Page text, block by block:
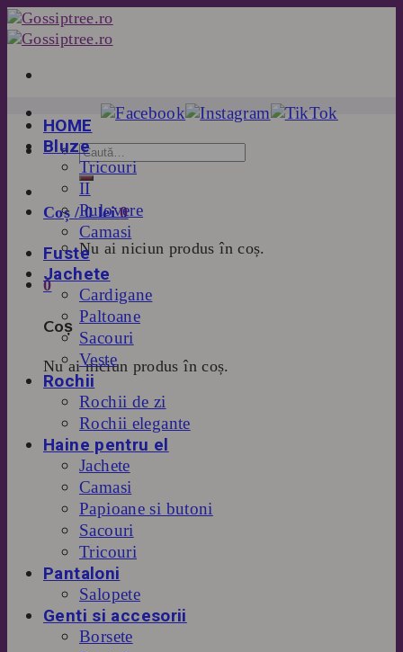
Skip
to
Coș /0lei 0
Nu ai niciun produs în coș.
0
Coș
Nu ai niciun produs în coș.
HOME
Bluze
Tricouri
II
Pulovere
Camasi
Fuste
Jachete
Cardigane
Paltoane
Sacouri
Veste
Rochii
Rochii de zi
Rochii elegante
Haine pentru el
Jachete
Camasi
Papioane si butoni
Sacouri
Tricouri
Pantaloni
Salopete
Genti si accesorii
Borsete